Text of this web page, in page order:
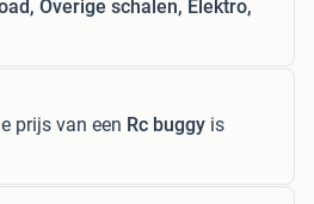
Overige schalen, Elektro,
prijs van een Rc buggy is